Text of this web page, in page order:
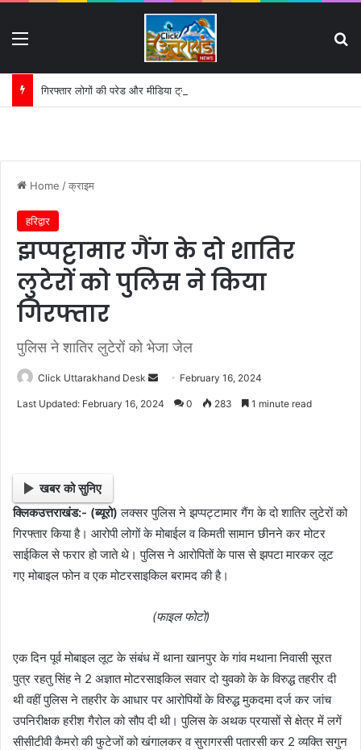
गिरफ्तार लोगों की परेड और मीडिया ट्रायल पर हाईकोर्ट का सख्त रुख:
Home /क्राइम
हरिद्वार
झप्पट्टामार गैंग के दो शातिर
लुटेरों को पुलिस ने किया
गिरफ्तार
पुलिस ने शातिर लुटेरों को भेजा जेल
Click Uttarakhand Desk
e
m
a
i
l
February 16, 2024
Last Updated: February 16, 2024 0 283 1 minute read
खबर को सुनिए
क्लिकउत्तराखंड:- (ब्यूरो)लक्सर पुलिस ने झप्पट्टामार गैंग के दो शातिर लुटेरों को
गिरफ्तार किया है। आरोपी लोगों के मोबाईल व किमती सामान छीनने कर मोटर
साईकिल से फरार हो जाते थे। पुलिस ने आरोपितों के पास से झपटा मारकर लूट
गए मोबाइल फोन व एक मोटरसाइकिल बरामद की है।
(फाइल फोटो)
एक दिन पूर्व मोबाइल लूट के संबंध में थाना खानपुर के गांव मथाना निवासी सूरत
पुत्र रहतु सिंह ने 2 अज्ञात मोटरसाइकिल सवार दो युवको के के विरुद्ध तहरीर दी
थी वहीं पुलिस ने तहरीर के आधार पर आरोपियों के विरुद्ध मुकदमा दर्ज कर जांच
उपनिरीक्षक हरीश गैरोल को सौप दी थी। पुलिस के अथक प्रयासों से क्षेत्र में लगें
सीसीटीवी कैमरो की फुटेजों को खंगालकर व सुरागरसी पतारसी कर 2 व्यक्ति सगुन